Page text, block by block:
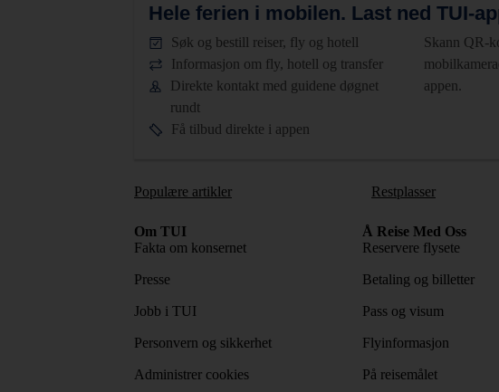
Hele ferien i mobilen. Last ned TUI-
Søk og bestill reiser, fly og hotell
Informasjon om fly, hotell og transfer
Direkte kontakt med guidene døgnet
rundt
Få tilbud direkte i appen
Skann QR-
appen.
Populære artikler Restplasser
Om TUI
Fakta om konsernet
Presse
Jobb i TUI
Personvern og sikkerhet
Administrer cookies
Å Reise Med Oss
Reservere flysete
Betaling og billetter
Pass og visum
Flyinformasjon
På reisemålet